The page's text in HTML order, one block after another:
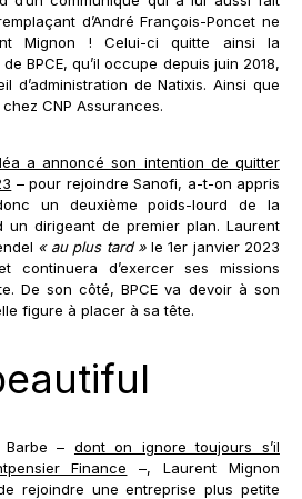
d’André François-Poncet ne
Mignon ! Celui-ci quitte ainsi la
BPCE, qu’il occupe depuis juin 2018,
d’administration de Natixis. Ainsi que
CNP Assurances.
a annoncé son intention de quitter
– pour rejoindre Sanofi, a-t-on appris
un deuxième poids-lourd de la
un dirigeant de premier plan. Laurent
« au plus tard »le 1er janvier 2023
continuera d’exercer ses missions
De son côté, BPCE va devoir à son
figure à placer à sa tête.
Barbe – dont on ignore toujours s’il
Finance –, Laurent Mignon
rejoindre une entreprise plus petite